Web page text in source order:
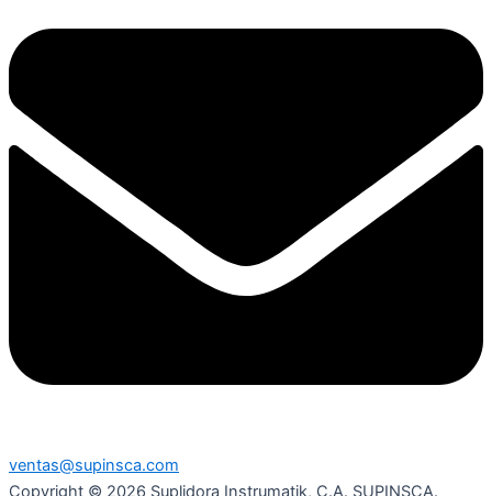
ventas@supinsca.com
Copyright © 2026 Suplidora Instrumatik, C.A. SUPINSCA.